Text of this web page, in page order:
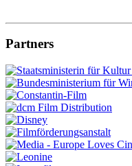
Partners